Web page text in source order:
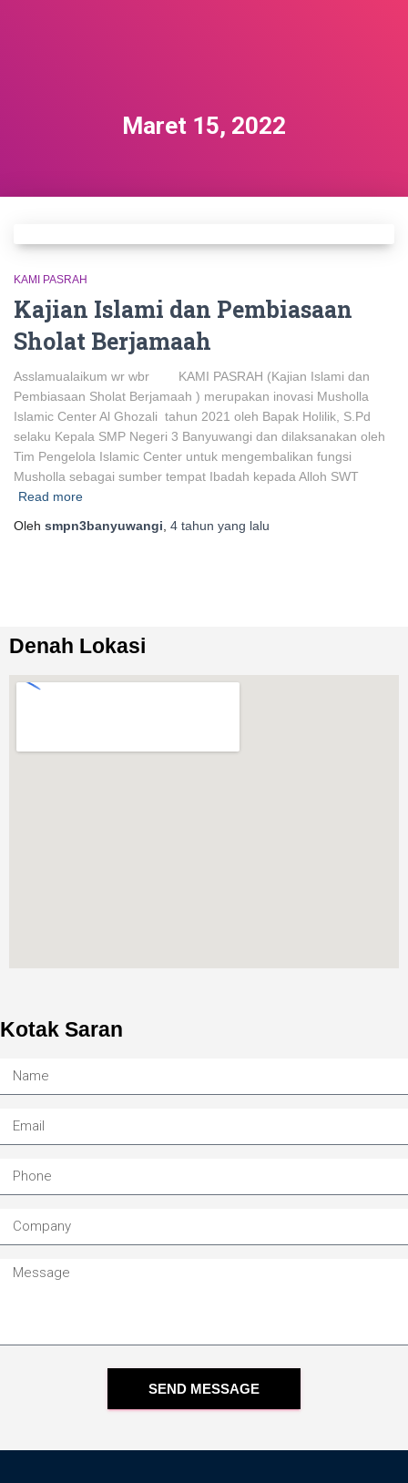
Maret 15, 2022
KAMI PASRAH
Kajian Islami dan Pembiasaan
Sholat Berjamaah
Asslamualaikum wr wbr KAMI PASRAH (Kajian Islami dan
Pembiasaan Sholat Berjamaah ) merupakan inovasi Musholla
Islamic Center Al Ghozali tahun 2021 oleh Bapak Holilik, S.Pd
selaku Kepala SMP Negeri 3 Banyuwangi dan dilaksanakan oleh
Tim Pengelola Islamic Center untuk mengembalikan fungsi
Musholla sebagai sumber tempat Ibadah kepada Alloh SWT
Read more
Oleh smpn3banyuwangi 4 tahun yang lalu
Denah Lokasi
Kotak Saran
SEND MESSAGE